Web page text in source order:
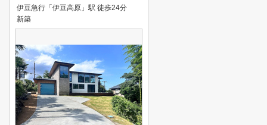
伊豆急行「伊豆高原」駅 徒歩24分
新築